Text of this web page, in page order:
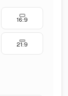
16:9
21:9